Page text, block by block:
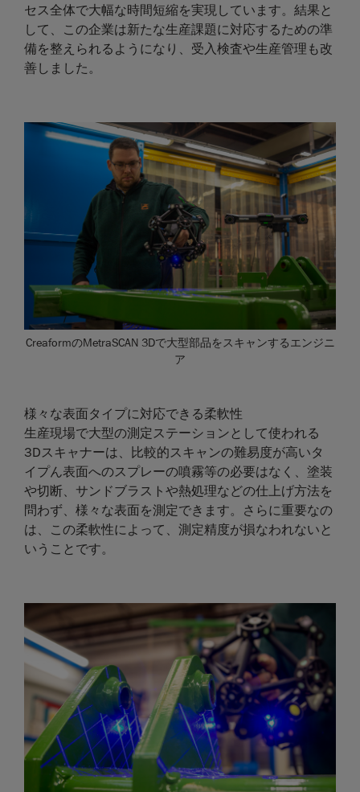
セス全体で大幅な時間短縮を実現しています。結果と
して、この企業は新たな生産課題に対応するための準
備を整えられるようになり、受入検査や生産管理も改
善しました。
CreaformのMetraSCAN 3Dで大型部品をスキャンするエンジニ
ア
様々な表面タイプに対応できる柔軟性
生産現場で大型の測定ステーションとして使われる
3Dスキャナーは、比較的スキャンの難易度が高いタ
イプん表面へのスプレーの噴霧等の必要はなく、塗装
や切断、サンドブラストや熱処理などの仕上げ方法を
問わず、様々な表面を測定できます。さらに重要なの
は、この柔軟性によって、測定精度が損なわれないと
いうことです。